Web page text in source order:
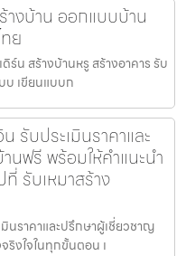
างบ้าน ออกแบบบ้าน
ย
ร์น สร้างบ้านหรู สร้างอาคาร รับ
บ เขียนแบบก
รับประเมินราคาและ
ฟรี พร้อมให้คำแนะนำ
ที่ รับเหมาสร้าง
นราคาและปรึกษาผู้เชี่ยวชาญ
ริงใจในทุกขั้นตอน เ